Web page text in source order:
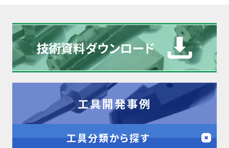
技術資料ダウンロード
工具開発事例
工具分類から探す